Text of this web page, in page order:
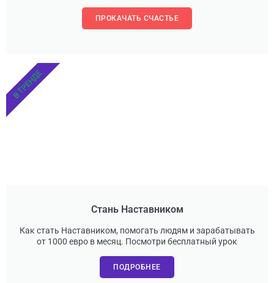
ПРОКАЧАТЬ СЧАСТЬЕ
Стань Наставником
Как стать Наставником, помогать людям и зарабатывать
от 1000 евро в месяц. Посмотри бесплатный урок
ПОДРОБНЕЕ
В ТРЕНДЕ